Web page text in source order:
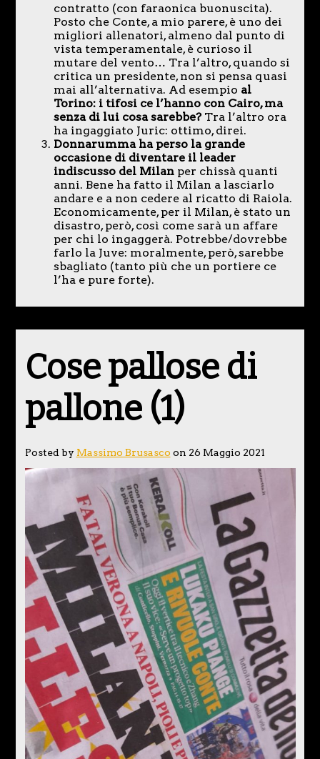
contratto (con faraonica buonuscita).
Posto che Conte, a mio parere, è uno dei
migliori allenatori, almeno dal punto di
vista temperamentale, è curioso il
mutare del vento… Tra l’altro, quando si
critica un presidente, non si pensa quasi
mai all’alternativa. Ad esempio al
Torino: i tifosi ce l’hanno con Cairo, ma
senza di lui cosa sarebbe?Tra l’altro ora
ha ingaggiato Juric: ottimo, direi.
Donnarumma ha perso la grande
occasione di diventare il leader
indiscusso del Milan per chissà quanti
anni. Bene ha fatto il Milan a lasciarlo
andare e a non cedere al ricatto di Raiola.
Economicamente, per il Milan, è stato un
disastro, però, così come sarà un affare
per chi lo ingaggerà. Potrebbe/dovrebbe
farlo la Juve: moralmente, però, sarebbe
sbagliato (tanto più che un portiere ce
l’ha e pure forte).
Cose pallose di
pallone (1)
Posted by Massimo Brusasco on 26 Maggio 2021